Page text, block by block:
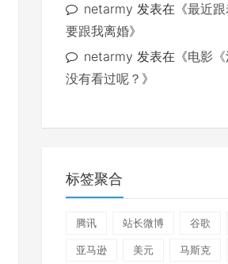
netarmy 发表在《最近跟
要跟我离婚》
netarmy 发表在《电影
没有看过呢？ 》
标签聚合
腾讯 站长微博 谷歌
亚马逊 美元 马斯克